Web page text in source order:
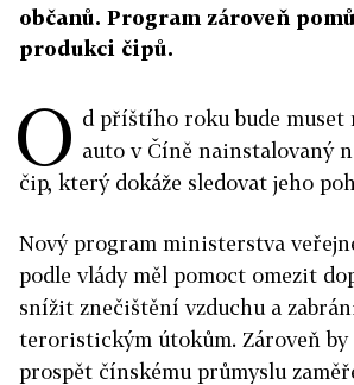
občanů. Program zároveň
produkci čipů.
O d příštího roku bude muset
auto v Číně nainstalovaný
čip, který dokáže sledovat jeho
Nový program ministerstva
podle vlády měl pomoct omezit
snížit znečištění vzduchu a
teroristickým útokům. Zároveň by
prospět čínskému průmyslu